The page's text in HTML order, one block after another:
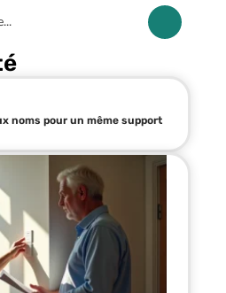
noms pour un même support